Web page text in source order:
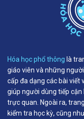
Hóa học phổ thông là
giáo viên và những
cấp đa dạng các bài viết
giúp người dùng tiếp
trực quan. Ngoài ra,
kiểm tra học kỳ, cũng